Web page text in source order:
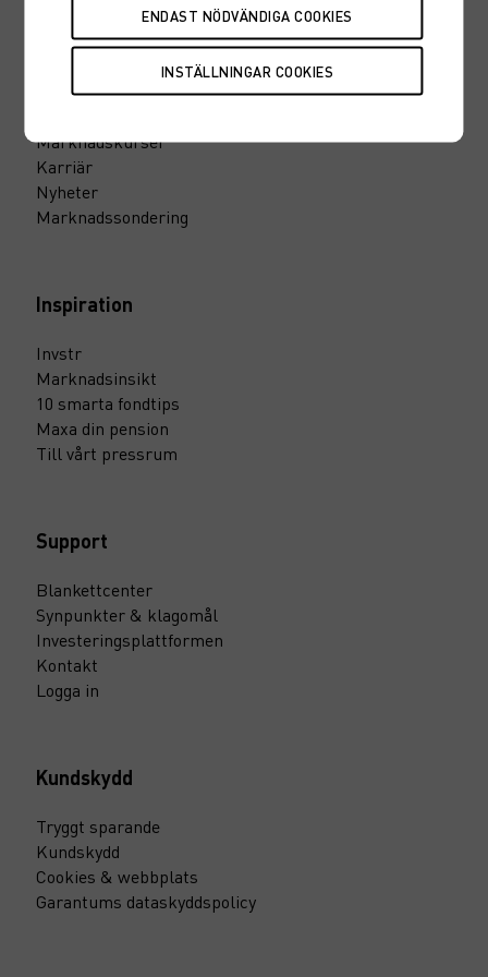
Snabbvägar
Hitta en rådgivare
Marknadskurser
Karriär
Nyheter
Marknadssondering
Inspiration
Invstr
Marknadsinsikt
10 smarta fondtips
Maxa din pension
Till vårt pressrum
Support
Blankettcenter
Synpunkter & klagomål
Investeringsplattformen
Kontakt
Logga in
Kundskydd
Tryggt sparande
Kundskydd
Cookies & webbplats
Garantums dataskyddspolicy